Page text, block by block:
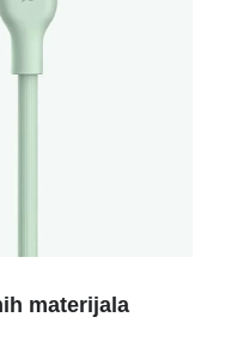
materijala